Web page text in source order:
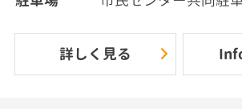
詳しく見る